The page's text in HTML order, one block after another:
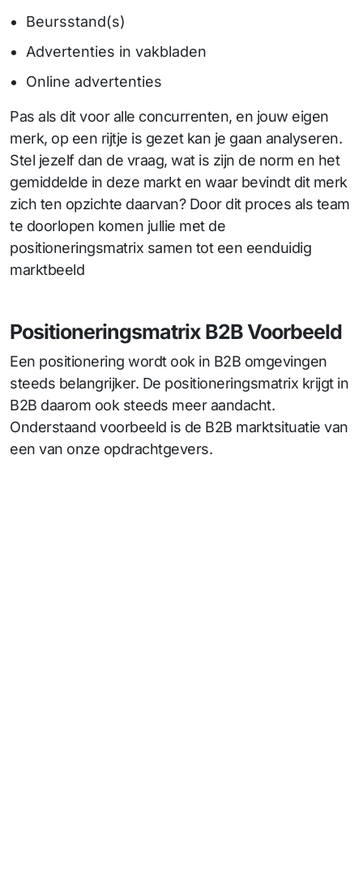
Beursstand(s)
Advertenties in vakbladen
Online advertenties
Pas als dit voor alle concurrenten, en jouw eigen
merk, op een rijtje is gezet kan je gaan analyseren.
Stel jezelf dan de vraag, wat is zijn de norm en het
gemiddelde in deze markt en waar bevindt dit merk
zich ten opzichte daarvan? Door dit proces als team
te doorlopen komen jullie met de
positioneringsmatrix samen tot een eenduidig
marktbeeld
Positioneringsmatrix B2B Voorbeeld
Een positionering wordt ook in B2B omgevingen
steeds belangrijker. De positioneringsmatrix krijgt in
B2B daarom ook steeds meer aandacht.
Onderstaand voorbeeld is de B2B marktsituatie van
een van onze opdrachtgevers.